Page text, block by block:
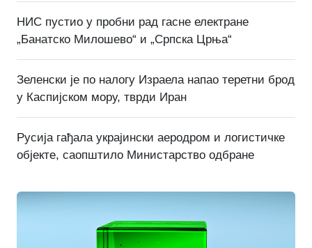
НИС пустио у пробни рад гасне електране
„Банатско Милошево“ и „Српска Црња“
Зеленски је по налогу Израела напао теретни брод
у Каспијском мору, тврди Иран
Русија гађала украјински аеродром и логистичке
објекте, саопштило Министарство одбране